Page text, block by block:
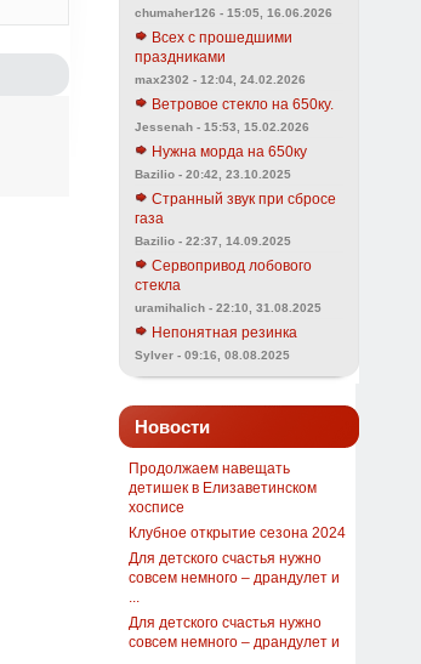
chumaher126 - 15:05, 16.06.2026
Всех с прошедшими
праздниками
max2302 - 12:04, 24.02.2026
Ветровое стекло на 650ку.
Jessenah - 15:53, 15.02.2026
Нужна морда на 650ку
Bazilio - 20:42, 23.10.2025
Странный звук при сбросе
газа
Bazilio - 22:37, 14.09.2025
Сервопривод лобового
стекла
uramihalich - 22:10, 31.08.2025
Непонятная резинка
Sylver - 09:16, 08.08.2025
Новости
Продолжаем навещать
детишек в Елизаветинском
хосписе
Клубное открытие сезона 2024
Для детского счастья нужно
совсем немного – драндулет и
Для детского счастья нужно
совсем немного – драндулет и